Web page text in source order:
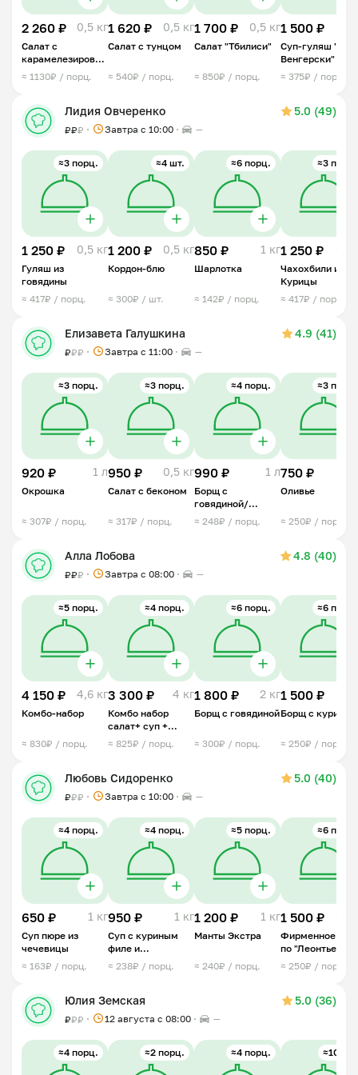
2 260 ₽ 0,5 кг
Салат с
карамелезированной
грушей и сыром
≈ 1130₽ / порц.
1 620 ₽ 0,5 кг
Салат с тунцом
≈ 540₽ / порц.
1 700 ₽ 0,5 кг
Салат "Тбилиси"
≈ 850₽ / порц.
1 500 ₽
Суп-гуляш "По-
Венгерски"
≈ 375₽ / порц.
Лидия Овчеренко 5.0 (49)
₽₽₽ Завтра c 10:00 —
≈3 порц.
1 250 ₽ 0,5 кг
Гуляш из
говядины
≈ 417₽ / порц.
≈4 шт.
1 200 ₽ 0,5 кг
Кордон-блю
≈ 300₽ / шт.
≈6 порц.
850 ₽ 1 кг
Шарлотка
≈ 142₽ / порц.
≈3 порц.
1 250 ₽
Чахохбили из
Курицы
≈ 417₽ / порц.
Елизавета Галушкина 4.9 (41)
₽₽₽ Завтра c 11:00 —
≈3 порц.
920 ₽ 1 л
Окрошка
≈ 307₽ / порц.
≈3 порц.
950 ₽ 0,5 кг
Салат с беконом
≈ 317₽ / порц.
≈4 порц.
990 ₽ 1 л
Борщ с
говядиной/
свининой
≈ 248₽ / порц.
≈3 порц.
750 ₽
Оливье
≈ 250₽ / порц.
Алла Лобова 4.8 (40)
₽₽₽ Завтра c 08:00 —
≈5 порц.
4 150 ₽ 4,6 кг
Комбо-набор
≈ 830₽ / порц.
≈4 порц.
3 300 ₽ 4 кг
Комбо набор
салат+ суп +
второе блюдо
≈ 825₽ / порц.
≈6 порц.
1 800 ₽ 2 кг
Борщ с говядиной
≈ 300₽ / порц.
≈6 порц.
1 500 ₽
Борщ с курицей
≈ 250₽ / порц.
Любовь Сидоренко 5.0 (40)
₽₽₽ Завтра c 10:00 —
≈4 порц.
650 ₽ 1 кг
Суп пюре из
чечевицы
≈ 163₽ / порц.
≈4 порц.
950 ₽ 1 кг
Суп с куриным
филе и
чесночными
рулетиками
≈ 238₽ / порц.
≈5 порц.
1 200 ₽ 1 кг
Манты Экстра
≈ 240₽ / порц.
≈6 порц.
1 500 ₽
Фирменное
по
≈ 250₽ / порц.
Юлия Земская 5.0 (36)
₽₽₽ 12 августа с 08:00 —
≈4 порц. ≈2 порц. ≈4 порц. ≈10 шт.